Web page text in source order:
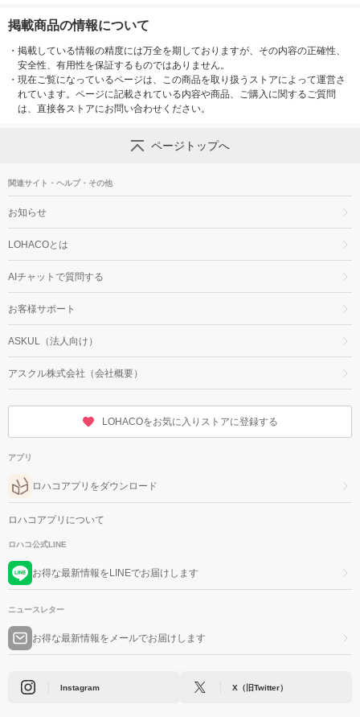
掲載商品の情報について
・ 掲載している情報の精度には万全を期しておりますが、その内容の正確性、
安全性、有用性を保証するものではありません。
・ 現在ご覧になっているページは、この商品を取り扱うストアによって運営さ
れています。ページに記載されている内容や商品、ご購入に関するご質問
は、直接各ストアにお問い合わせください。
ページトップへ
関連サイト・ヘルプ・その他
お知らせ
LOHACOとは
AIチャットで質問する
お客様サポート
ASKUL（法人向け）
アスクル株式会社（会社概要）
LOHACOをお気に入りストアに登録する
アプリ
ロハコアプリをダウンロード
ロハコアプリについて
ロハコ公式LINE
お得な最新情報をLINEでお届けします
ニュースレター
お得な最新情報をメールでお届けします
Instagram X（旧Twitter）